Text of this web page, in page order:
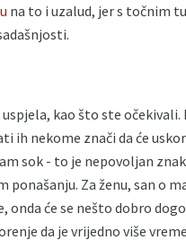
na to i uzalud, jer s točnim
kao što ste
ih nekome znači da će
sok - to je nepovoljan
Za ženu, san o
onda će se nešto dobro
da je vrijedno više